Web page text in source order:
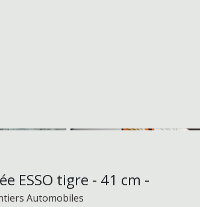
ESSO tigre - 41 cm -
Automobiles